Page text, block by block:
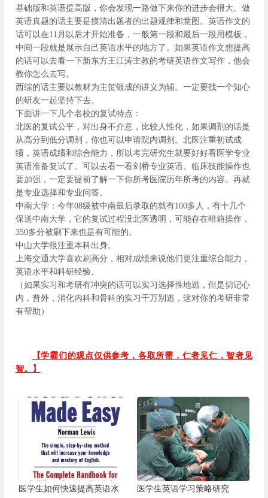
基础版和英语提高版，你会发现一路做下来你的进步会很大。做
英语真题的话主要是摸清出题者的出题规律和意图。英语作文的
话可以在11月以后才开始准备，一般第一段和最后一段用模板，
中间一段就是展示自己英语水平的地方了。如果英语作文想提高
的话可以去看一下新东方王江涛主教的考研英语作文写作，他会
教你怎么去写。
西综的话主要以教材为主贺银成的讲义为辅。一定要找一个知心
的研友一起坚持下去。
下面讲一下几个名校的复试特点：
北医的复试公平，对出身不介意，比较人性化，如果调剂的话是
从高分到低分调剂，你也可以申请院内调剂。北医注重初试成
绩，英语成绩和综合能力，所以考完研究生就要好好看医学专业
英语准备复试了。可以去看一看剑桥专业英语。临床技能操作也
要加强，一定要提前了解一下你所考医院历年所考的内容。再就
是专业选择和专业问答。
中南大学：今年08级被中南最后录取的就有100多人，有十几个
保送中南大学，它的复试过程没北医透明，可能存在暗箱操作，
350多分被刷下来也是有可能的。
中山大学很注重本科出身。
上海交通大学喜欢刷高分，相对成绩来说他们更注重综合能力，
英语水平和科研经验。
（如果实习和考研有冲突的话可以实习选择性地逃，但是切记心
内，普外，消化内科和骨科的实习千万别逃，这对你的考研非常
有帮助）
【学霸们的观点仅供参考，各取所需，仁者见仁，智者见
智。
】
医学生如何快速提高英语水
医学生英语学习策略研究